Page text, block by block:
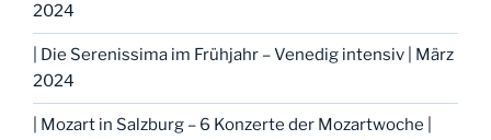
2024
| Die Serenissima im Frühjahr – Venedig intensiv | März
2024
| Mozart in Salzburg – 6 Konzerte der Mozartwoche |